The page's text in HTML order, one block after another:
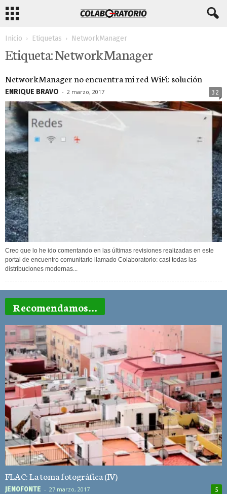
Inicio Etiquetas NetworkManager
Etiqueta: NetworkManager
NetworkManager no encuentra mi red WiFi: solución
ENRIQUE BRAVO - 2 marzo, 2017 32
Creo que lo he ido comentando en las últimas revisiones realizadas en este
portal de encuentro comunitario llamado Colaboratorio: casi todas las
distribuciones modernas...
Recomendamos...
FLAC: La toma fotográfica (IV)
JEN0F0NTE - 27 marzo, 2017 5